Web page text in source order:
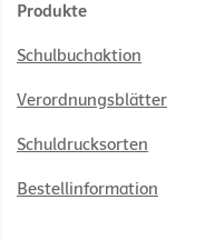
Produkte
Schulbuchaktion
Verordnungsblätter
Schuldrucksorten
Bestellinformation